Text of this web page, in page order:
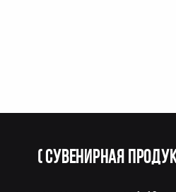
(Сувенирная